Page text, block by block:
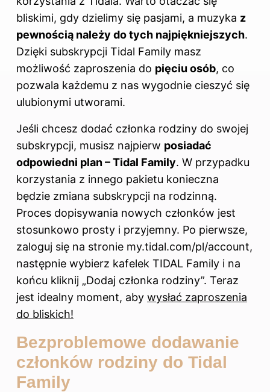
bliskimi, gdy dzielimy się pasjami, a muzyka z
pewnością należy do tych najpiękniejszych.
Dzięki subskrypcji Tidal Family masz
możliwość zaproszenia do pięciu osób, co
pozwala każdemu z nas wygodnie cieszyć się
ulubionymi utworami.
Jeśli chcesz dodać członka rodziny do swojej
subskrypcji, musisz najpierw posiadać
odpowiedni plan – Tidal Family. W przypadku
korzystania z innego pakietu konieczna
będzie zmiana subskrypcji na rodzinną.
Proces dopisywania nowych członków jest
stosunkowo prosty i przyjemny. Po pierwsze,
zaloguj się na stronie my.tidal.com/pl/account,
następnie wybierz kafelek TIDAL Family i na
końcu kliknij „Dodaj członka rodziny”. Teraz
jest idealny moment, aby wysłać zaproszenia
do bliskich!
Bezproblemowe dodawanie
członków rodziny do Tidal
Family